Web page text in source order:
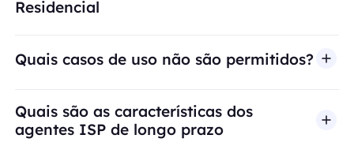
Residencial
Quais casos de uso não são permitidos?
A BestProxy não oferece suporte a fraude,
Quais são as características dos
agentes ISP de longo prazo